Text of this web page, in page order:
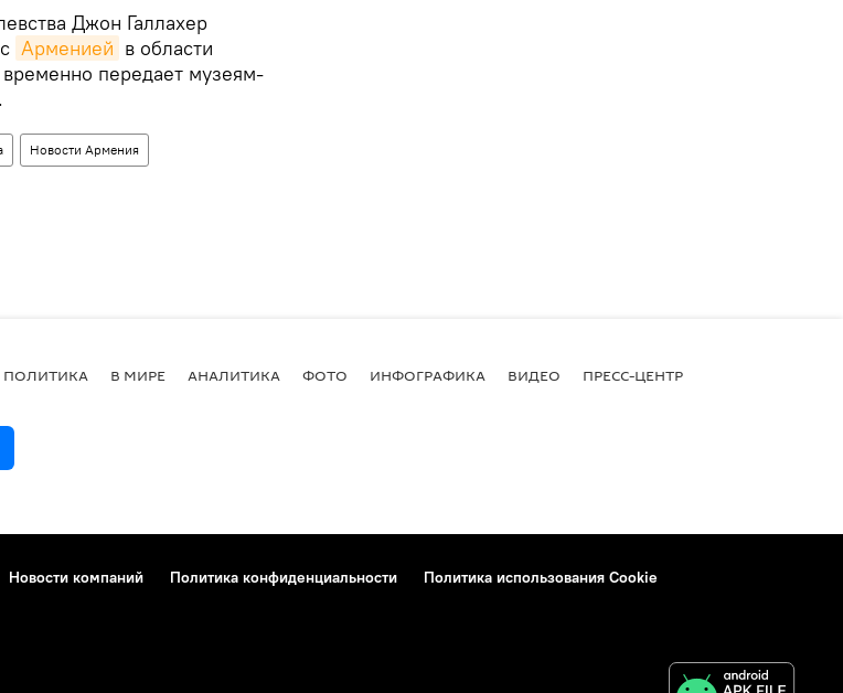
Джон Галлахер
Арменией в области
передает музеям-
Новости Армения
ПОЛИТИКА В МИРЕ АНАЛИТИКА ФОТО ИНФОГРАФИКА ВИДЕО ПРЕСС-ЦЕНТР
Новости компаний Политика конфиденциальности
Политика использования Cookie